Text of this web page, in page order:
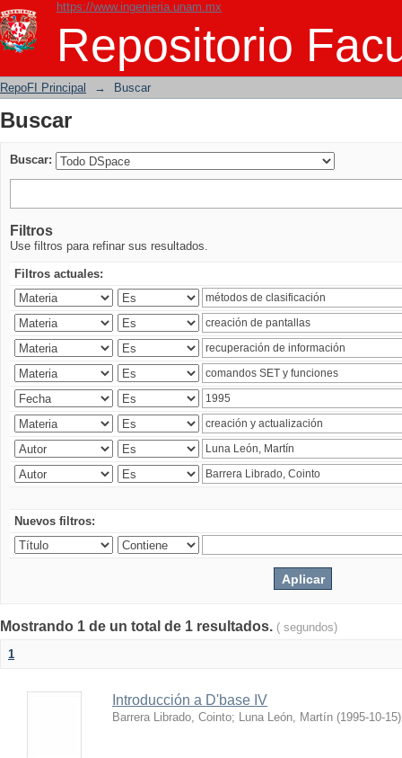
https://www.ingenieria.unam.mx
Repositorio
Buscar
RepoFI Principal → Buscar
Buscar
Buscar:
Filtros
Use filtros para refinar sus resultados.
Filtros actuales:
Nuevos filtros:
Mostrando 1 de un total de 1 resultados. ( segundos)
1
Introducción a D'base IV
Barrera Librado, Cointo; Luna León, Martín (1995-10-15)